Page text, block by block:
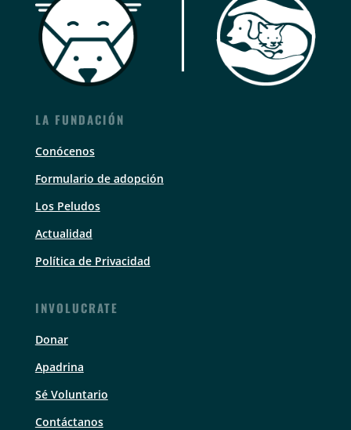
LA FUNDACIÓN
Conócenos
Formulario de adopción
Los Peludos
Actualidad
Política de Privacidad
INVOLUCRATE
Donar
Apadrina
Sé Voluntario
Contáctanos